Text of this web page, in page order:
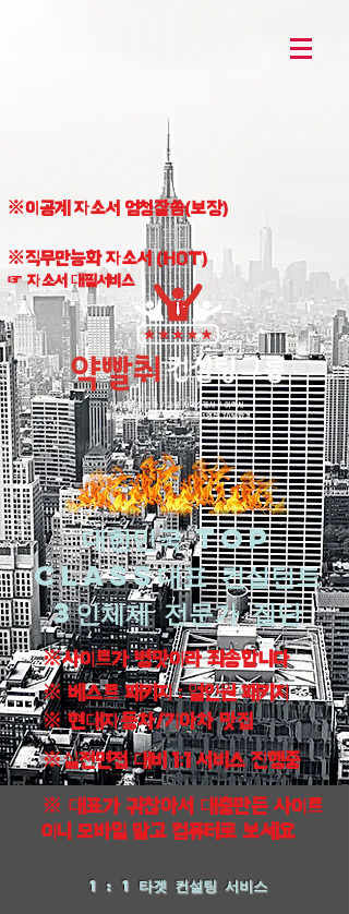
※이공계 자소서 엄청잘씀(보장)
※직무만능화 자소서 (HOT)
☞ 자소서 대필서비스
대한민국 top
class대표 컨설턴트
3인체제 전문가 집단
※사이트가 병맛이라 죄송합니다
※ 베스트 패키지 : 얼인원 패키지
※ 현대자동차/기아차 맛집
※실전면접 대비 1:1 서비스 진행중
※ 대표가 귀찮아서 대충만든 사이트
이니 모바일 말고 컴퓨터로 보세요
1 : 1 타겟 컨설팅 서비스